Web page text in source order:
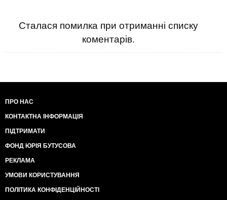
Сталася помилка при отриманні списку
коментарів.
ПРО НАС
КОНТАКТНА ІНФОРМАЦІЯ
ПІДТРИМАТИ
ФОНД ЮРІЯ БУТУСОВА
РЕКЛАМА
УМОВИ КОРИСТУВАННЯ
ПОЛІТИКА КОНФІДЕНЦІЙНОСТІ